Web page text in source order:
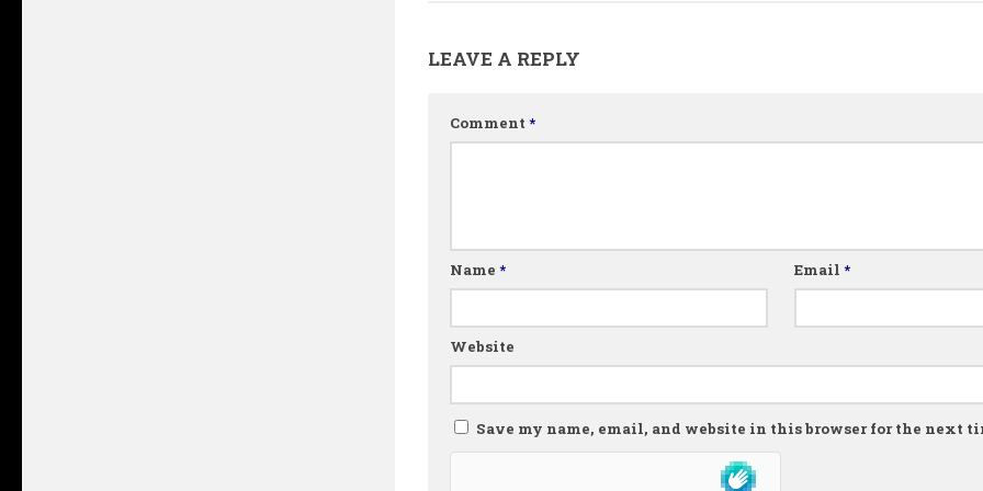
LEAVE A REPLY
Comment *
Name * Email*
Website
Save my name, email, and website in this browser for the next